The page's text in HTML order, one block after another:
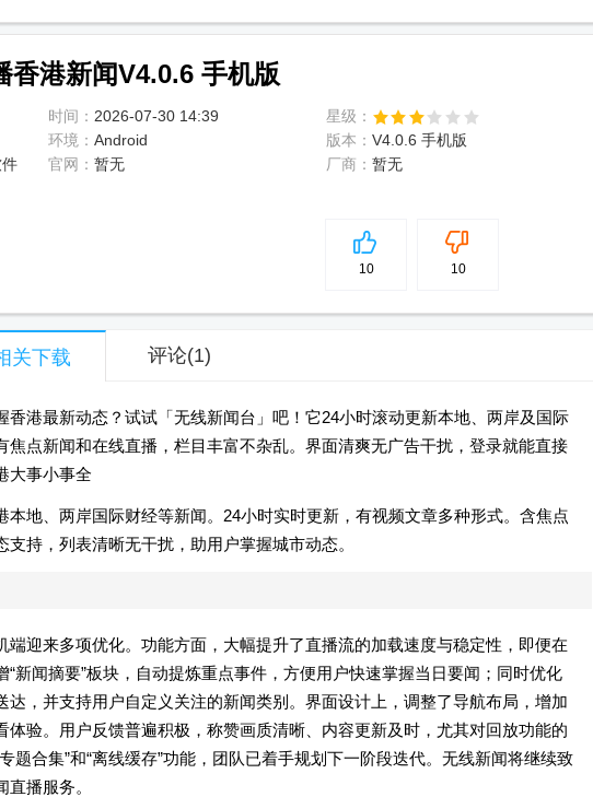
香港新闻V4.0.6 手机版
时间： 2026-07-30 14:39
星级：
环境： Android 版本： V4.0.6 手机版
官网： 暂无 厂商： 暂无
5
10 10
关下载 评论(1)
香港最新动态？试试「无线新闻台」吧！它24小时滚动更新本地、两岸及国际
焦点新闻和在线直播，栏目丰富不杂乱。界面清爽无广告干扰，登录就能直接
大事小事全
本地、两岸国际财经等新闻。24小时实时更新，有视频文章多种形式。含焦点
持，列表清晰无干扰，助用户掌握城市动态。
迎来多项优化。功能方面，大幅提升了直播流的加载速度与稳定性，即便在
新闻摘要”板块，自动提炼重点事件，方便用户快速掌握当日要闻；同时优化
，并支持用户自定义关注的新闻类别。界面设计上，调整了导航布局，增加
验。用户反馈普遍积极，称赞画质清晰、内容更新及时，尤其对回放功能的
题合集”和“离线缓存”功能，团队已着手规划下一阶段迭代。无线新闻将继续致
播服务。